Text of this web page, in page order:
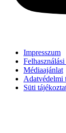
Impresszum
Médiaajánlat
Adatvédelmi
Süti